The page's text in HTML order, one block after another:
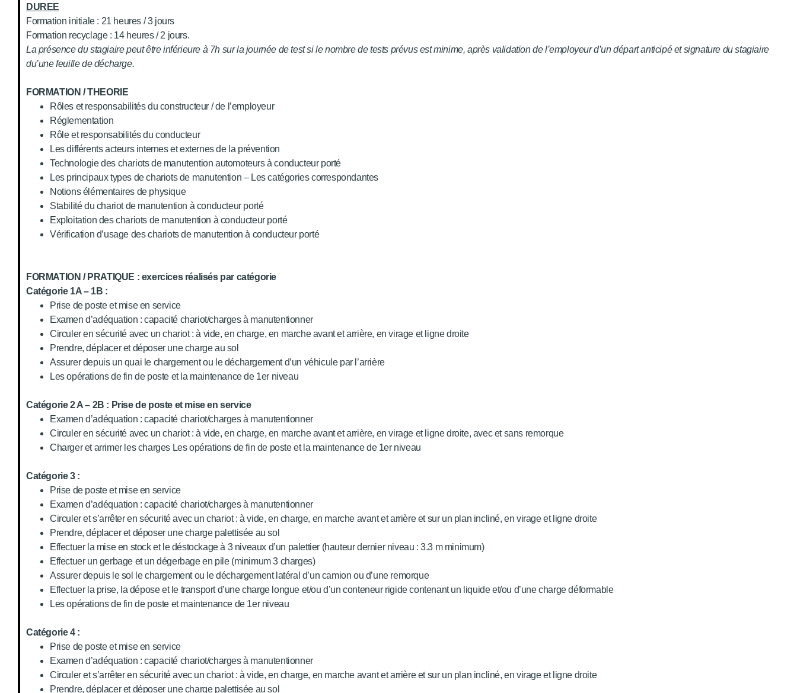
DUREE
Formation initiale : 21 heures / 3 jours
Formation recyclage : 14 heures / 2 jours.
La présence du stagiaire peut être inférieure à 7h sur la journée de test si le nombre de tests prévus est minime, après validation de l’employeur d’un départ anticipé et signature du stagiaire
du’une feuille de décharge.
FORMATION / THEORIE
Rôles et responsabilités du constructeur / de l’employeur
Réglementation
Rôle et responsabilités du conducteur
Les différents acteurs internes et externes de la prévention
Technologie des chariots de manutention automoteurs à conducteur porté
Les principaux types de chariots de manutention – Les catégories correspondantes
Notions élémentaires de physique
Stabilité du chariot de manutention à conducteur porté
Exploitation des chariots de manutention à conducteur porté
Vérification d’usage des chariots de manutention à conducteur porté
FORMATION / PRATIQUE : exercices réalisés par catégorie
Catégorie 1A – 1B :
Prise de poste et mise en service
Examen d’adéquation : capacité chariot/charges à manutentionner
Circuler en sécurité avec un chariot : à vide, en charge, en marche avant et arrière, en virage et ligne droite
Prendre, déplacer et déposer une charge au sol
Assurer depuis un quai le chargement ou le déchargement d’un véhicule par l’arrière
Les opérations de fin de poste et la maintenance de 1er niveau
Catégorie 2 A – 2B : Prise de poste et mise en service
Examen d’adéquation : capacité chariot/charges à manutentionner
Circuler en sécurité avec un chariot : à vide, en charge, en marche avant et arrière, en virage et ligne droite, avec et sans remorque
Charger et arrimer les charges Les opérations de fin de poste et la maintenance de 1er niveau
Catégorie 3 :
Prise de poste et mise en service
Examen d’adéquation : capacité chariot/charges à manutentionner
Circuler et s’arrêter en sécurité avec un chariot : à vide, en charge, en marche avant et arrière et sur un plan incliné, en virage et ligne droite
Prendre, déplacer et déposer une charge palettisée au sol
Effectuer la mise en stock et le déstockage à 3 niveaux d’un palettier (hauteur dernier niveau : 3.3 m minimum)
Effectuer un gerbage et un dégerbage en pile (minimum 3 charges)
Assurer depuis le sol le chargement ou le déchargement latéral d’un camion ou d’une remorque
Effectuer la prise, la dépose et le transport d’une charge longue et/ou d’un conteneur rigide contenant un liquide et/ou d’une charge déformable
Les opérations de fin de poste et maintenance de 1er niveau
Catégorie 4 :
Prise de poste et mise en service
Examen d’adéquation : capacité chariot/charges à manutentionner
Circuler et s’arrêter en sécurité avec un chariot : à vide, en charge, en marche avant et arrière et sur un plan incliné, en virage et ligne droite
Prendre, déplacer et déposer une charge palettisée au sol